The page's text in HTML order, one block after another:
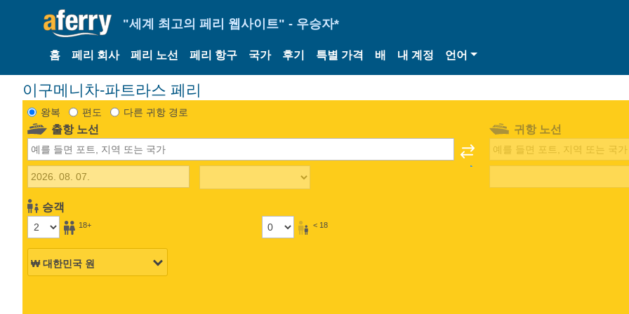
"세계 최고의 페리 웹사이트" - 우승자*
홈 페리 회사 페리 노선 페리 항구 국가 후기 특별 가격 배 내 계정 언어
이구메니차-파트라스 페리
왕복 편도 다른 귀항 경로
출항 노선
승객
18+ < 18
귀항 노선